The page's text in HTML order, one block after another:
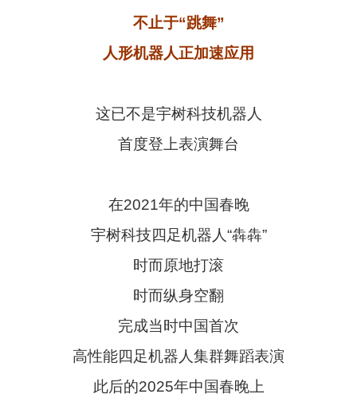
不止于“跳舞”
人形机器人正加速应用
这已不是宇树科技机器人
首度登上表演舞台
在2021年的中国春晚
宇树科技四足机器人“犇犇”
时而原地打滚
时而纵身空翻
完成当时中国首次
高性能四足机器人集群舞蹈表演
此后的2025年中国春晚上